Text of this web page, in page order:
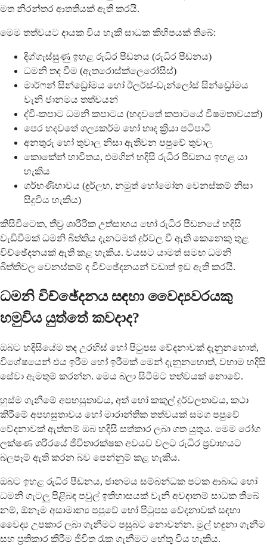
මත නිරන්තර ආතතියක් ඇති කරයි.
මෙම තත්වයට දායක විය හැකි සාධක කිහිපයක් තිබේ:
දිග්ගැස්සුණු ඉහළ රුධිර පීඩනය (රුධිර පීඩනය)
ධමනි තද වීම (ඇතරොස්ක්ලෙරෝසිස්)
මාර්ෆන් සින්ඩ්‍රෝමය හෝ ඊලර්ස්-ඩැන්ලෝස් සින්ඩ්‍රෝමය
වැනි ජානමය තත්වයන්
ද්වි-කපාට ධමනි කපාටය (හදවතේ කපාටයේ විෂමතාවයක්)
පෙර හදවතේ ශල්‍යකර්ම හෝ හෘද ක්‍රියා පටිපාටි
අනතුරු හෝ තුවාල නිසා ඇතිවන පපුවේ තුවාල
කොකේන් භාවිතය, එමගින් හදිසි රුධිර පීඩනය ඉහළ යා
හැකිය
ගර්භණීභාවය (දුර්ලභ, නමුත් හෝමෝන වෙනස්කම් නිසා
සිදුවිය හැකිය)
කිසිවිටෙක, තීව්‍ර ශාරීරික උත්සාහය හෝ රුධිර පීඩනයේ හදිසි
වැඩිවීමක් ධමනි බිත්තිය දැනටමත් දුර්වල වී ඇති කෙනෙකු තුළ
විච්ඡේදනයක් ඇති කළ හැකිය. වයසට යාමත් සමඟ ධමනි
බිත්තිවල වෙනස්කම් ද විච්ඡේදනයන් වඩාත් ඉඩ ඇති කරයි.
ධමනි විච්ඡේදනය සඳහා වෛද්‍යවරයකු
හමුවිය යුත්තේ කවදාද?
ඔබට හදිසියේම තද උරහිස් හෝ පිටුපස වේදනාවක් දැනුනහොත්,
විශේෂයෙන් එය ඉරීම හෝ ඉරීමක් මෙන් දැනුනහොත්, වහාම හදිසි
සේවා ඇමතුම් කරන්න. මෙය බලා සිටීමට තත්වයක් නොවේ.
හුස්ම ගැනීමේ අපහසුතාවය, අත් හෝ කකුල් දුර්වලතාවය, කථා
කිරීමේ අපහසුතාවය හෝ මාරාන්තික තත්වයක් සමග පපුවේ
වේදනාවක් ඇත්නම් ඔබ හදිසි සත්කාර ලබා ගත යුතුය. මෙම රෝග
ලක්ෂණ ශරීරයේ ජීවිතාරක්ෂක අවයව වලට රුධිර ප්‍රවාහයට
බලපෑම් ඇති කරන බව පෙන්නුම් කළ හැකිය.
ඔබට ඉහළ රුධිර පීඩනය, ජානමය සම්බන්ධක පටක ආබාධ හෝ
ධමනි ගැටලු පිළිබඳ පවුල් ඉතිහාසයක් වැනි අවදානම් සාධක තිබේ
නම්, ඕනෑම අසාමාන්‍ය පපුවේ හෝ පිටුපස වේදනාවක් සඳහා
වෛද්‍ය උපකාර ලබා ගැනීමට පසුබට නොවන්න. මුල් හඳුනා ගැනීම
සහ ප්‍රතිකාර කිරීම ජීවිත රැක ගැනීමට හේතු විය හැකිය.